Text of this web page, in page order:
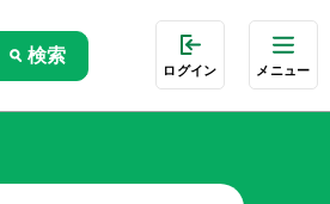
ログイン メニュー